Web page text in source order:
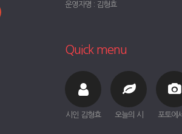
운영자명 : 김형효
Quick menu
시인 김형효 오늘의 시 포토에